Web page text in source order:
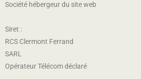
Société hébergeur du site web
Siret :
RCS Clermont Ferrand
SARL
Opérateur Télécom déclaré